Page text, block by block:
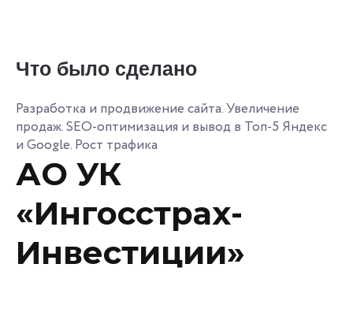
Что было сделано
Разработка и продвижение сайта. Увеличение
продаж. SEO-оптимизация и вывод в Топ-5 Яндекс
и Google. Рост трафика
АО УК
«Ингосстрах-
Инвестиции»